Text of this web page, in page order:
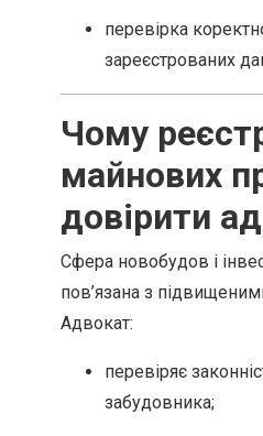
перевірка
зареєстрованих
Чому
майнових
довірити
Сфера новобудов і
пов’язана з
Адвокат:
перевіряє
забудовника;